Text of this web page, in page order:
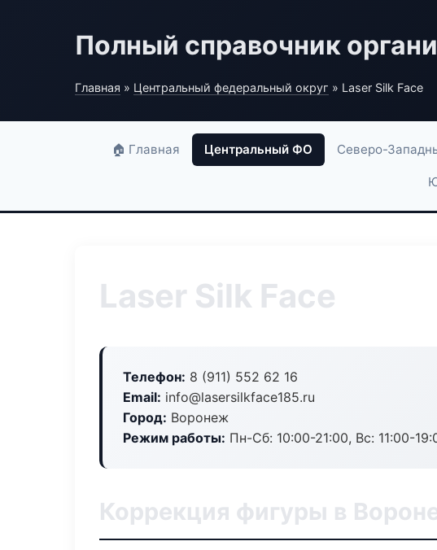
Полный справочник
Главная » Центральный федеральный округ » Laser Silk Face
🏠 Главная Центральный ФО Северо-
Laser Silk Face
Телефон: 8 (911) 552 62 16
Email: info@lasersilkface185.ru
Город: Воронеж
Режим работы: Пн-Сб: 10:00-21:00, Вс: 11:00-
Коррекция фигуры в